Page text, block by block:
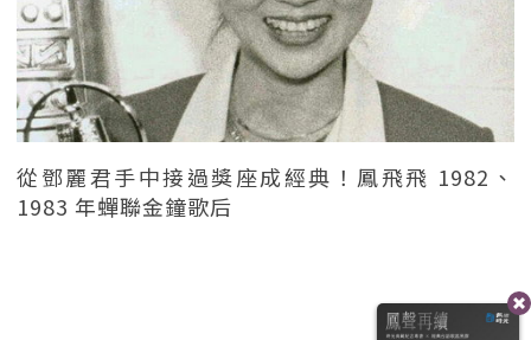
從鄧麗君手中接過獎座成經典！鳳飛飛 1982、
1983 年蟬聯金鐘歌后